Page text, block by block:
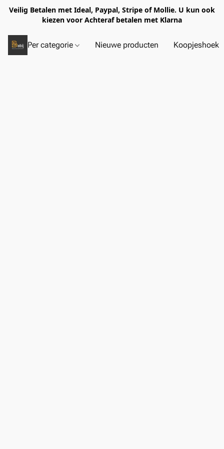
Veilig Betalen met Ideal, Paypal, Stripe of Mollie. U kun ook
kiezen voor Achteraf betalen met Klarna
Per categorie Nieuwe producten Koopjeshoek